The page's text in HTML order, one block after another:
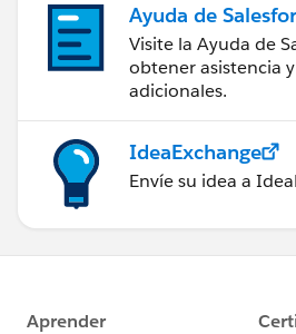
Ayuda de
Visite la Ayuda de
obtener asistencia
adicionales.
IdeaExchange
Envíe su idea a